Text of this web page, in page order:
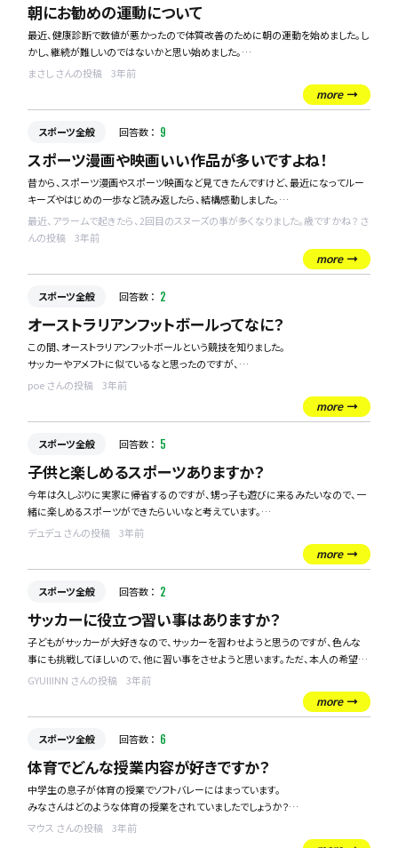
朝にお勧めの運動について
最近、健康診断で数値が悪かったので体質改善のために朝の運動を始めました。し
かし、継続が難しいのではないかと思い始めました。
朝でも継続してできるような運動を教えていただけると幸いです！
まさし さんの投稿
3年前
more
スポーツ全般 回答数 ： 9
スポーツ漫画や映画いい作品が多いですよね！
昔から、スポーツ漫画やスポーツ映画など見てきたんですけど、最近になってルー
キーズやはじめの一歩など読み返したら、結構感動しました。
皆様のおすすめの作品は何ですか？？
最近、アラームで起きたら、2回目のスヌーズの事が多くなりました。歳ですかね？ さ
んの投稿
3年前
more
スポーツ全般 回答数 ： 2
オーストラリアンフットボールってなに？
この間、オーストラリアンフットボールという競技を知りました。
サッカーやアメフトに似ているなと思ったのですが、
ルールも分からなければ、どんな競技なのかもわからなかったので、
poe さんの投稿
3年前
more
スポーツ全般 回答数 ： 5
子供と楽しめるスポーツありますか？
今年は久しぶりに実家に帰省するのですが、甥っ子も遊びに来るみたいなので、一
緒に楽しめるスポーツができたらいいなと考えています。
ちなみに甥っ子は4歳なので、このくらいの子でも楽しめるものがあればいいなと
デュデュ さんの投稿
3年前
more
スポーツ全般 回答数 ： 2
サッカーに役立つ習い事はありますか？
子どもがサッカーが大好きなので、サッカーを習わせようと思うのですが、色んな
事にも挑戦してほしいので、他に習い事をさせようと思います。ただ、本人の希望の
サッカーになるべく役立つ習い事をさせてあげようと思い、サッカーに役立つ習い
GYUIIINN さんの投稿
3年前
more
スポーツ全般 回答数 ： 6
体育でどんな授業内容が好きですか？
中学生の息子が体育の授業でソフトバレーにはまっています。
みなさんはどのような体育の授業をされていましたでしょうか？
ちなみに私は卓球がとても面白く、早く体育の授業が来ないかと楽しみにしてりま
マウス さんの投稿
3年前